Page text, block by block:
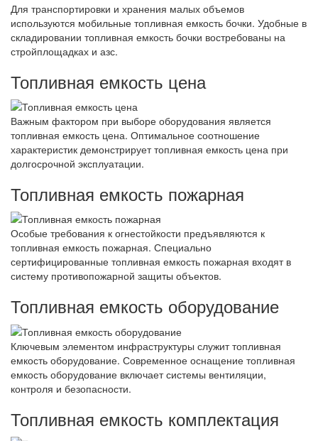
Для транспортировки и хранения малых объемов
используются мобильные топливная емкость бочки. Удобные в
складировании топливная емкость бочки востребованы на
стройплощадках и азс.
Топливная емкость цена
Важным фактором при выборе оборудования является
топливная емкость цена. Оптимальное соотношение
характеристик демонстрирует топливная емкость цена при
долгосрочной эксплуатации.
Топливная емкость пожарная
Особые требования к огнестойкости предъявляются к
топливная емкость пожарная. Специально
сертифицированные топливная емкость пожарная входят в
систему противопожарной защиты объектов.
Топливная емкость оборудование
Ключевым элементом инфраструктуры служит топливная
емкость оборудование. Современное оснащение топливная
емкость оборудование включает системы вентиляции,
контроля и безопасности.
Топливная емкость комплектация